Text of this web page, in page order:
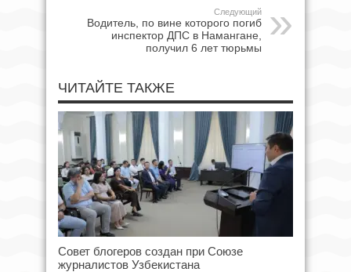
Следующий
Водитель, по вине которого погиб
инспектор ДПС в Намангане,
получил 6 лет тюрьмы
ЧИТАЙТЕ ТАКЖЕ
Совет блогеров создан при Союзе
журналистов Узбекистана